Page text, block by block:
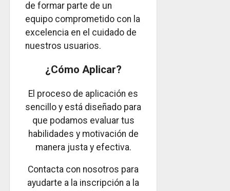
de formar parte de un
equipo comprometido con la
excelencia en el cuidado de
nuestros usuarios.
¿Cómo Aplicar?
El proceso de aplicación es
sencillo y está diseñado para
que podamos evaluar tus
habilidades y motivación de
manera justa y efectiva.
Contacta con nosotros para
ayudarte a la inscripción a la